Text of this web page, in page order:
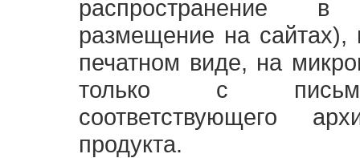
распространение
размещение на
печатном виде, на
только с
соответствующего
продукта.